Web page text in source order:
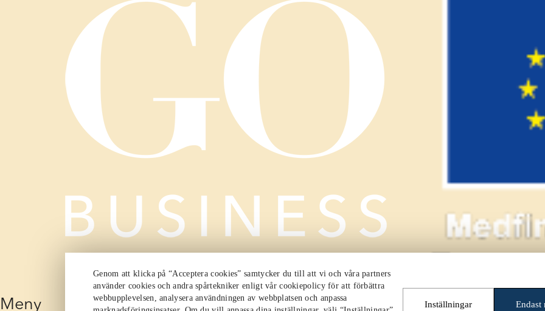
Meny
Genom att klicka på “Acceptera cookies” samtycker du till att vi och våra partners
använder cookies och andra spårtekniker enligt vår cookiepolicy för att förbättra
webbupplevelsen, analysera användningen av webbplatsen och anpassa
Inställningar Endast